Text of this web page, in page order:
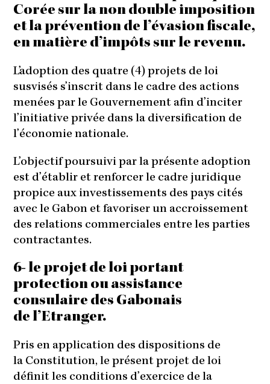
Corée sur la non double imposition
et la prévention de l’évasion fiscale,
en matière d’impôts sur le revenu.
L’adoption des quatre (4) projets de loi
susvisés s’inscrit dans le cadre des actions
menées par le Gouvernement afin d’inciter
l’initiative privée dans la diversification de
l’économie nationale.
L’objectif poursuivi par la présente adoption
est d’établir et renforcer le cadre juridique
propice aux investissements des pays cités
avec le Gabon et favoriser un accroissement
des relations commerciales entre les parties
contractantes.
6- le projet de loi portant
protection ou assistance
consulaire des Gabonais
de l’Etranger.
Pris en application des dispositions de
la Constitution, le présent projet de loi
définit les conditions d’exercice de la